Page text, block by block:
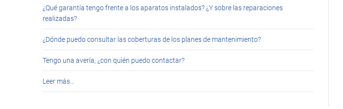
¿Qué garantía tengo frente a los aparatos instalados? ¿Y sobre las reparaciones
realizadas?
¿Dónde puedo consultar las coberturas de los planes de mantenimiento?
Tengo una avería, ¿con quién puedo contactar?
Leer más…